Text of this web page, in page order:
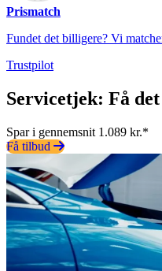
Prismatch
Fundet det billigere? Vi
Trustpilot
Servicetjek: Få
Spar i gennemsnit 1.089 kr.*
Få tilbud